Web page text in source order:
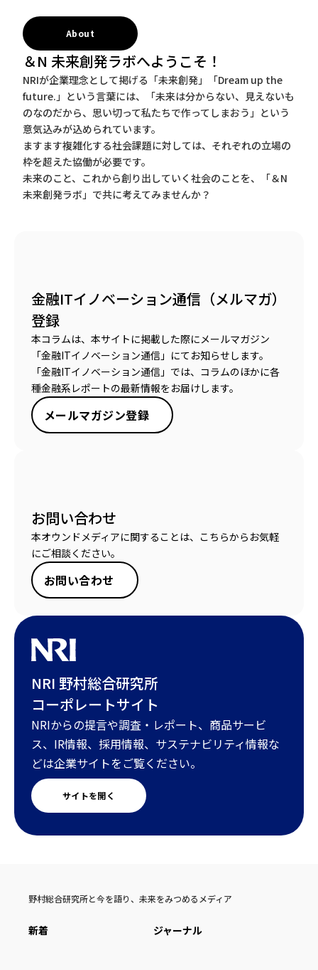
About
＆N 未来創発ラボへようこそ！
NRIが企業理念として掲げる「未来創発」「Dream up the
future.」という言葉には、「未来は分からない、見えないも
のなのだから、思い切って私たちで作ってしまおう」という
意気込みが込められています。
ますます複雑化する社会課題に対しては、それぞれの立場の
枠を超えた協働が必要です。
未来のこと、これから創り出していく社会のことを、「＆N
未来創発ラボ」で共に考えてみませんか？
金融ITイノベーション通信（メルマガ）
登録
本コラムは、本サイトに掲載した際にメールマガジン
「金融ITイノベーション通信」にてお知らせします。
「金融ITイノベーション通信」では、コラムのほかに各
種金融系レポートの最新情報をお届けします。
メールマガジン登録
お問い合わせ
本オウンドメディアに関することは、こちらからお気軽
にご相談ください。
お問い合わせ
NRI 野村総合研究所
コーポレートサイト
NRIからの提言や調査・レポート、商品サービ
ス、IR情報、採用情報、サステナビリティ情報な
どは企業サイトをご覧ください。
サイトを開く
野村総合研究所と今を語り、未来をみつめるメディア
新着 ジャーナル